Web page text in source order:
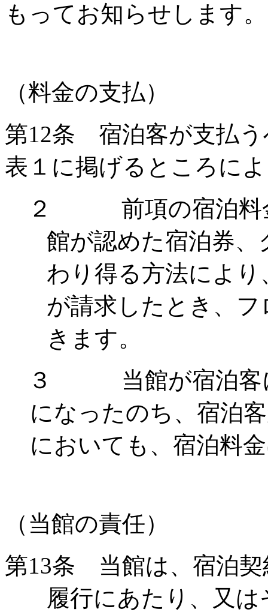
もってお知らせします。
（料金の支払）
第12条 宿泊客が支払う
表１に掲げるところに
２ 前項の宿泊料金
館が認めた宿泊券
わり得る方法によ
が請求したとき、
きます。
３ 当館が宿泊客に
になったのち、宿泊
においても、宿泊料
（当館の責任）
第13条 当館は、宿泊契
履行にあたり、又